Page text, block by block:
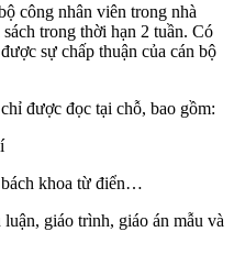
nhân viên trong nhà
trong thời hạn 2 tuần. Có
sự chấp thuận của cán bộ
được đọc tại chỗ, bao gồm:
khoa từ điển…
giáo trình, giáo án mẫu và